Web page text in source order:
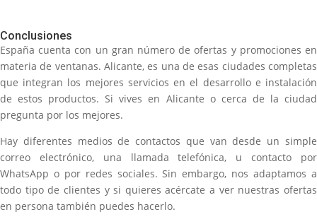
Conclusiones
España cuenta con un gran número de ofertas y promociones en
materia de ventanas. Alicante, es una de esas ciudades completas
que integran los mejores servicios en el desarrollo e instalación
de estos productos. Si vives en Alicante o cerca de la ciudad
pregunta por los mejores.
Hay diferentes medios de contactos que van desde un simple
correo electrónico, una llamada telefónica, u contacto por
WhatsApp o por redes sociales. Sin embargo, nos adaptamos a
todo tipo de clientes y si quieres acércate a ver nuestras ofertas
en persona también puedes hacerlo.